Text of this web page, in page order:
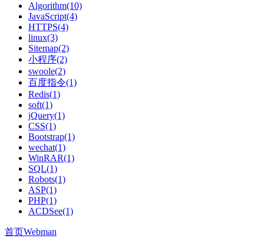
Algorithm(10)
JavaScript(4)
HTTPS(4)
linux(3)
Sitemap(2)
小程序(2)
swoole(2)
百度指令(1)
Redis(1)
soft(1)
jQuery(1)
CSS(1)
Bootstrap(1)
wechat(1)
WinRAR(1)
SQL(1)
Robots(1)
ASP(1)
PHP(1)
ACDSee(1)
首页Webman